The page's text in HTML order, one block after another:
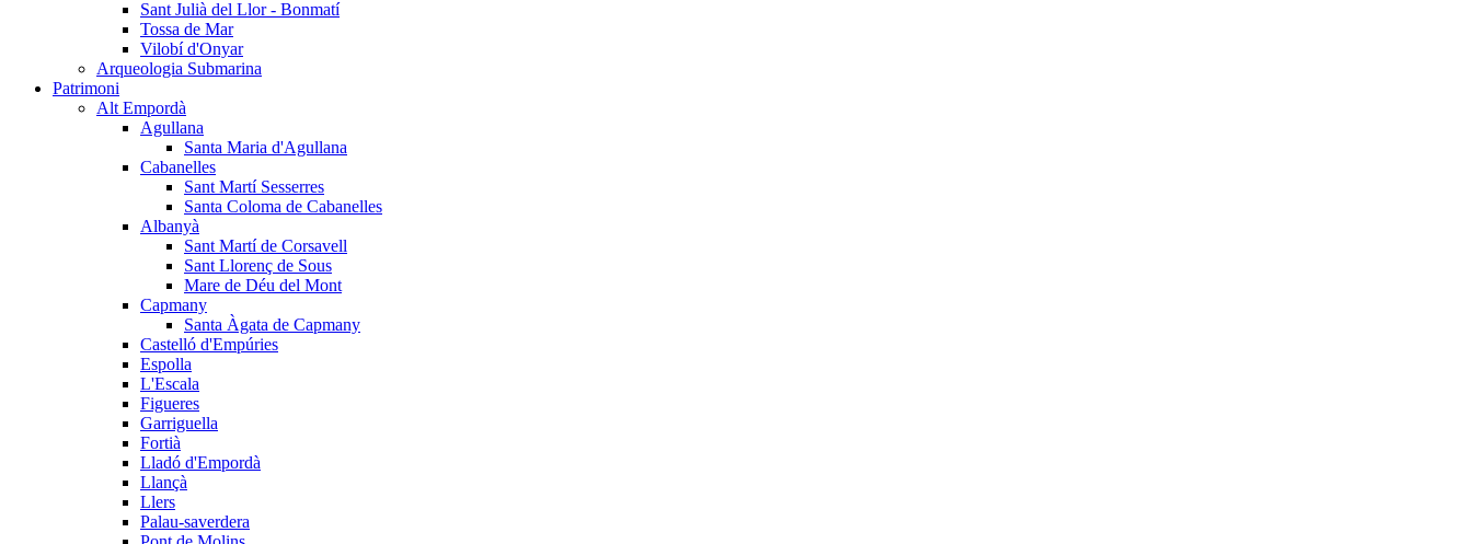
Sant Julià del Llor - Bonmatí
Tossa de Mar
Vilobí d'Onyar
Arqueologia Submarina
Patrimoni
Alt Empordà
Agullana
Santa Maria d'Agullana
Cabanelles
Sant Martí Sesserres
Santa Coloma de Cabanelles
Albanyà
Sant Martí de Corsavell
Sant Llorenç de Sous
Mare de Déu del Mont
Capmany
Santa Àgata de Capmany
Castelló d'Empúries
Espolla
L'Escala
Figueres
Garriguella
Fortià
Lladó d'Empordà
Llançà
Llers
Palau-saverdera